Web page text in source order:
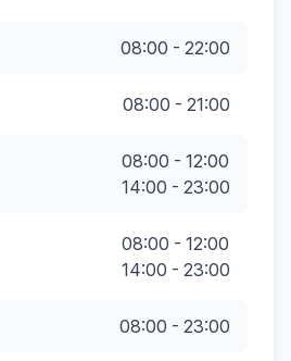
08:00 - 22:00
08:00 - 21:00
08:00 - 12:00
14:00 - 23:00
08:00 - 12:00
14:00 - 23:00
08:00 - 23:00